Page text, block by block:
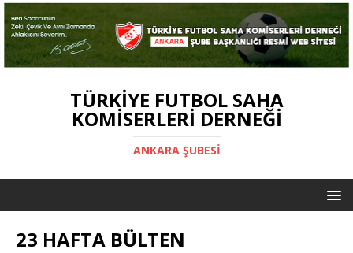
TÜRKIYE FUTBOL SAHA
KOMISERLERI DERNEĞI
ANKARA ŞUBESİ
23 HAFTA BÜLTEN